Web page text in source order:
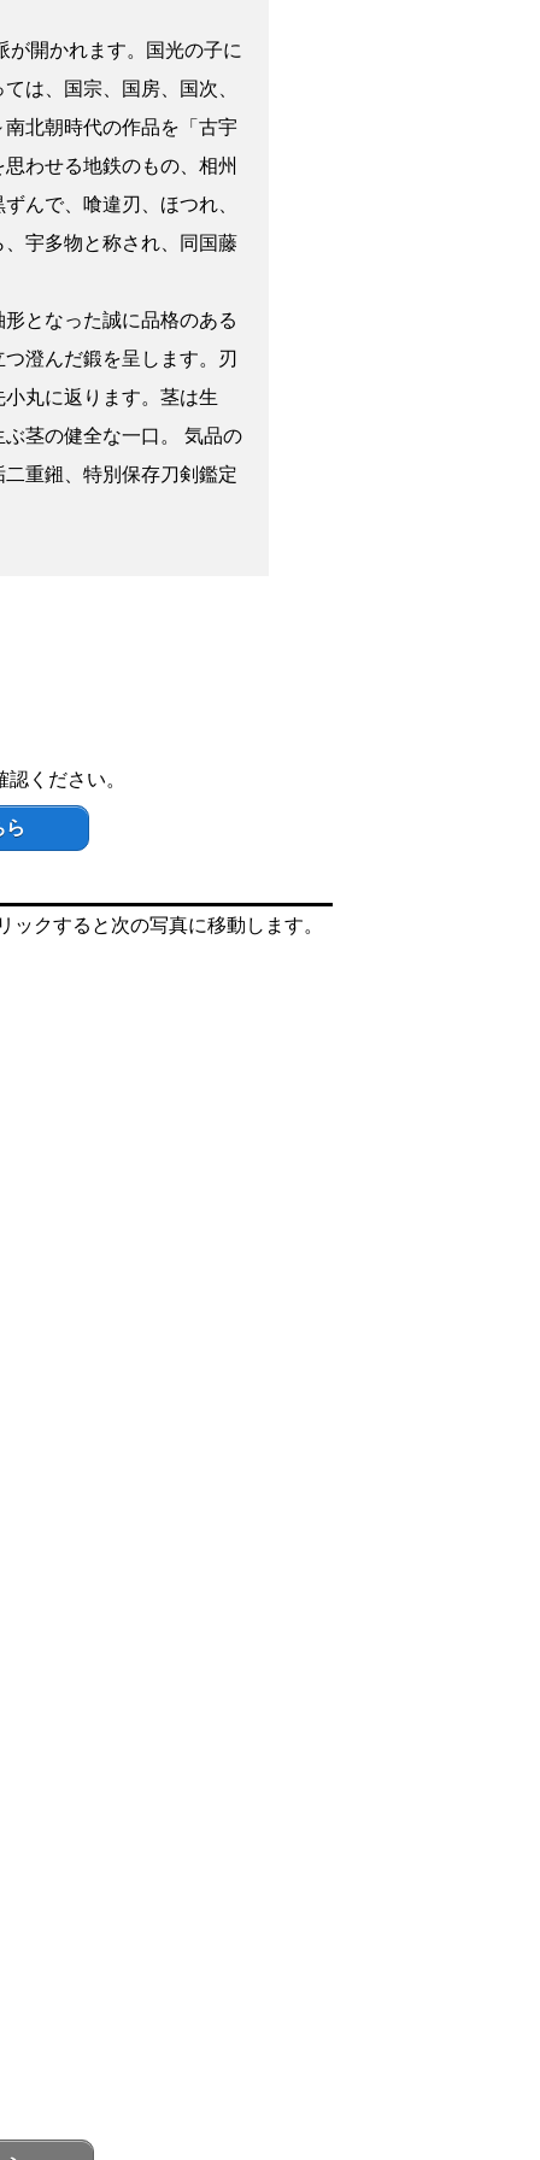
が開かれます。国光の子に
は、国宗、国房、国次、
北朝時代の作品を「古宇
わせる地鉄のもの、相州
んで、喰違刃、ほつれ、
宇多物と称され、同国藤
となった誠に品格のある
澄んだ鍛を呈します。刃
丸に返ります。茎は生
茎の健全な一口。 気品の
重鎺、特別保存刀剣鑑定
ください。
ら
クすると次の写真に移動します。